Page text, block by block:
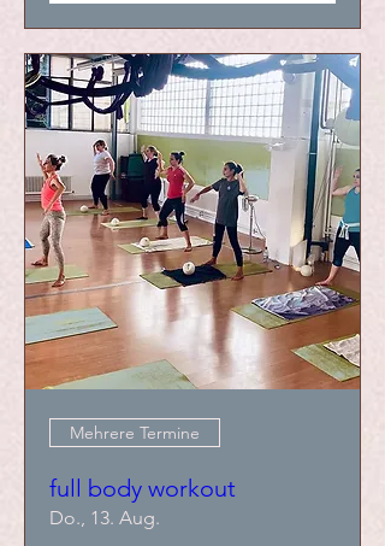
Mehrere Termine
full body workout
Do., 13. Aug.